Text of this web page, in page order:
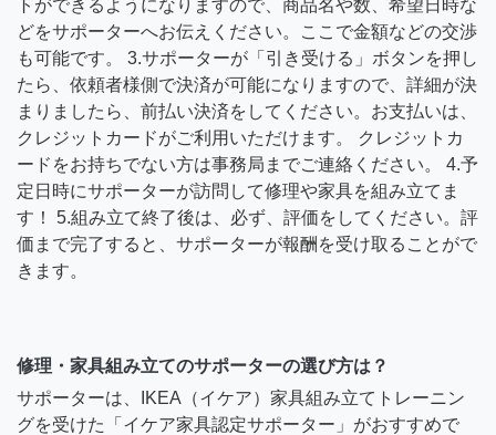
トができるようになりますので、商品名や数、希望日時な
どをサポーターへお伝えください。ここで金額などの交渉
も可能です。 3.サポーターが「引き受ける」ボタンを押し
たら、依頼者様側で決済が可能になりますので、詳細が決
まりましたら、前払い決済をしてください。お支払いは、
クレジットカードがご利用いただけます。 クレジットカ
ードをお持ちでない方は事務局までご連絡ください。 4.予
定日時にサポーターが訪問して修理や家具を組み立てま
す！ 5.組み立て終了後は、必ず、評価をしてください。評
価まで完了すると、サポーターが報酬を受け取ることがで
きます。
修理・家具組み立てのサポーターの選び方は？
サポーターは、IKEA（イケア）家具組み立てトレーニン
グを受けた「イケア家具認定サポーター」がおすすめで